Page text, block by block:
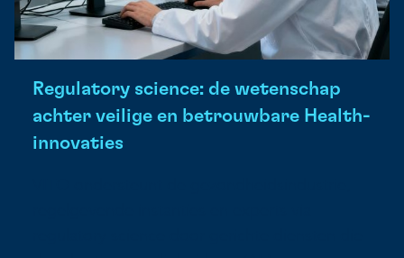
Regulatory science: de wetenschap
achter veilige en betrouwbare Health-
innovaties